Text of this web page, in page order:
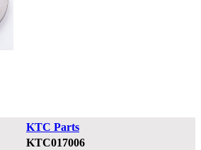
KTC Parts
KTC017006